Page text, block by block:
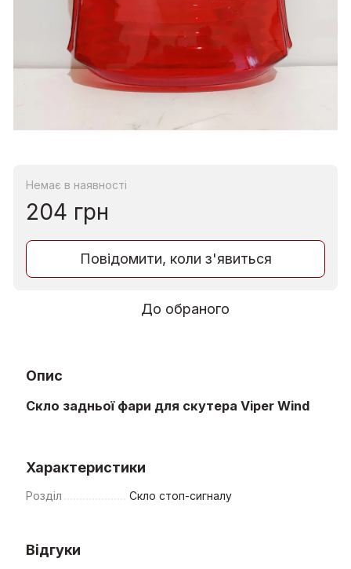
Немає в наявності
204 грн
Повідомити, коли з'явиться
До обраного
Опис
Скло задньої фари для скутера Viper Wind
Характеристики
Розділ Скло стоп-сигналу
Відгуки